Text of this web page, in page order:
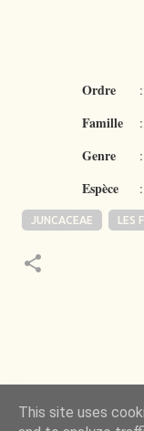
Ordre :
Famille :
Genre :
Espèce :
JUNCACEAE LES
de la Nature m’a
plus, c’est
This site uses